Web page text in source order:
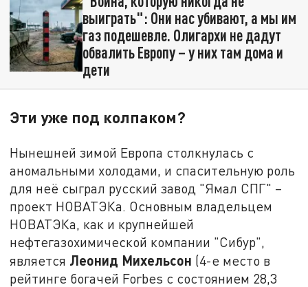
выиграть": Они нас убивают, а мы им
газ подешевле. Олигархи не дадут
обвалить Европу – у них там дома и
дети
Эти уже под колпаком?
Нынешней зимой Европа столкнулась с
аномальными холодами, и спасительную роль
для неё сыграл русский завод "Ямал СПГ" –
проект НОВАТЭКа. Основным владельцем
НОВАТЭКа, как и крупнейшей
нефтегазохимической компании "Сибур",
является Леонид Михельсон (4-е место в
рейтинге богачей Forbes с состоянием 28,3